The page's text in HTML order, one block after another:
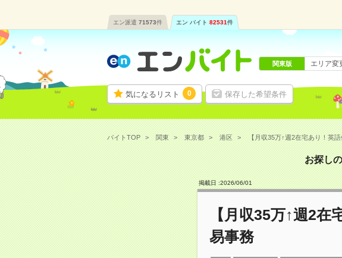
エン派遣 71573件 エン バイト 82531件
気になるリスト 0 保存した希望条件
関東版 エリア変
バイトTOP 関東 東京都 港区 【月収35万↑週2在宅あり！英
お探し
掲載日 :2026/06/01
【月収35万↑週2
易事務